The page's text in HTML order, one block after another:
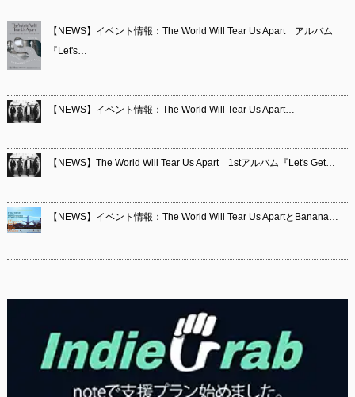
【NEWS】イベント情報：The World Will Tear Us Apart アルバム
『Let's…
【NEWS】イベント情報：The World Will Tear Us Apart…
【NEWS】The World Will Tear Us Apart 1stアルバム『Let's Get…
【NEWS】イベント情報：The World Will Tear Us ApartとBanana…